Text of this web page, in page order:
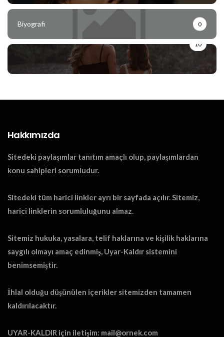
Biyografi 0
10
Hakkımızda
Sitedeki paylaşımlar tanıtım amaçlı olup, paylaşımlardan
konu sahipleri sorumludur.
Sitedeki tüm harici linkler ayrı bir sayfada açılır. Sitemiz,
harici linklerin sorumluluğunu almaz.
Sitemiz hukuka, yasalara, telif haklarına ve kişilik haklarına
saygılı olmayı amaç edinmiş, Uyar-Kaldır sistemini
benimsemiştir.
İhlal olduğu düşünülen içerikler sitemizden tamamen
kaldırılacaktır.
UYAR-KALDIR için iletişim: mail@ornek.com